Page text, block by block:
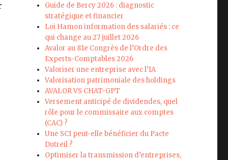
Guide de Bercy 2026 : diagnostic
stratégique et financier
Loi Hamon information des salariés : ce
qui change au 27 juillet 2026
Avalor au 81e Congrès de l’Ordre des
Experts-Comptables 2026
Valoriser une entreprise avec l’IA
Valorisation patrimoniale des holdings
AVALOR VS CHAT-GPT
Versement anticipé de dividendes, quel
rôle pour le commissaire aux comptes
(CAC) ?
Une SCI peut-elle bénéficier du Pacte
Dutreil ?
Optimiser la transmission d’entreprises,